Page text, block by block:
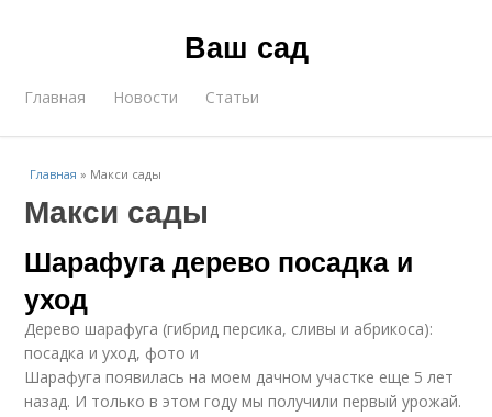
Ваш сад
Главная Новости Статьи
Главная » Макси сады
Макси сады
Шарафуга дерево посадка и
уход
Дерево шарафуга (гибрид персика, сливы и абрикоса):
посадка и уход, фото и
Шарафуга появилась на моем дачном участке еще 5 лет
назад. И только в этом году мы получили первый урожай.